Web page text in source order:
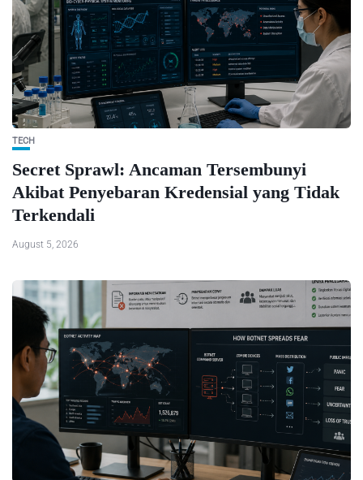
TECH
Secret Sprawl: Ancaman Tersembunyi
Akibat Penyebaran Kredensial yang Tidak
Terkendali
August 5, 2026